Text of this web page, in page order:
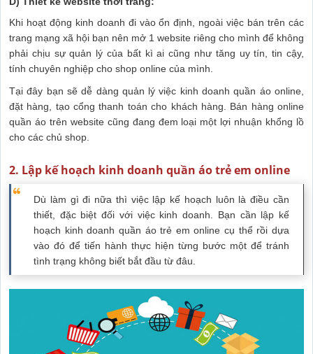
Khi hoạt động kinh doanh đi vào ổn định, ngoài việc bán trên các
trang mạng xã hội bạn nên mở 1 website riêng cho mình để không
phải chịu sự quản lý của bất kì ai cũng như tăng uy tín, tin cậy,
tính chuyên nghiệp cho shop online của mình.
Tại đây bạn sẽ dễ dàng quản lý việc kinh doanh quần áo online,
đặt hàng, tạo cổng thanh toán cho khách hàng. Bán hàng online
quần áo trên website cũng đang đem loại một lợi nhuận khổng lồ
cho các chủ shop.
2. Lập kế hoạch kinh doanh quần áo trẻ em online
Dù làm gì đi nữa thì việc lập kế hoạch luôn là điều cần
thiết, đặc biệt đối với việc kinh doanh. Bạn cần lập kế
hoạch kinh doanh quần áo trẻ em online cụ thể rồi dựa
vào đó để tiến hành thực hiện từng bước một để tránh
tình trạng không biết bắt đầu từ đâu.